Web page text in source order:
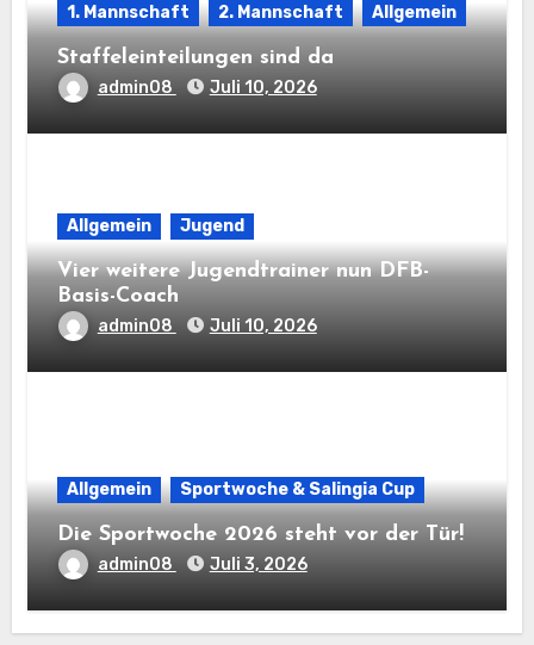
1. Mannschaft 2. Mannschaft Allgemein
Staffeleinteilungen sind da
admin08 Juli 10, 2026
Allgemein Jugend
Vier weitere Jugendtrainer nun DFB-
Basis-Coach
admin08 Juli 10, 2026
Allgemein Sportwoche & Salingia Cup
Die Sportwoche 2026 steht vor der Tür!
admin08 Juli 3, 2026